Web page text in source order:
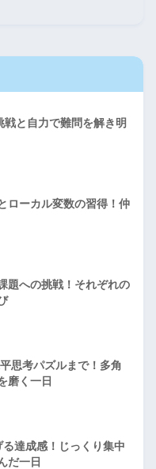
と自力で難問を解き明
ローカル変数の習得！仲
題への挑戦！それぞれの
思考パズルまで！多角
磨く一日
達成感！じっくり集中
だ一日